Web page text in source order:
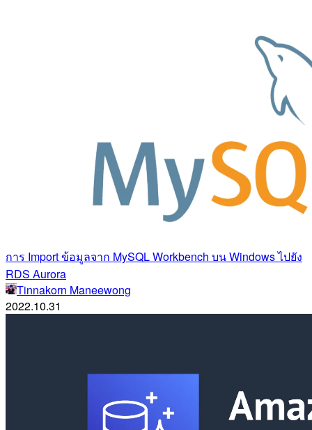
การ Import ข้อมูลจาก MySQL Workbench บน Windows ไปยัง
RDS Aurora
Tinnakorn Maneewong
2022.10.31